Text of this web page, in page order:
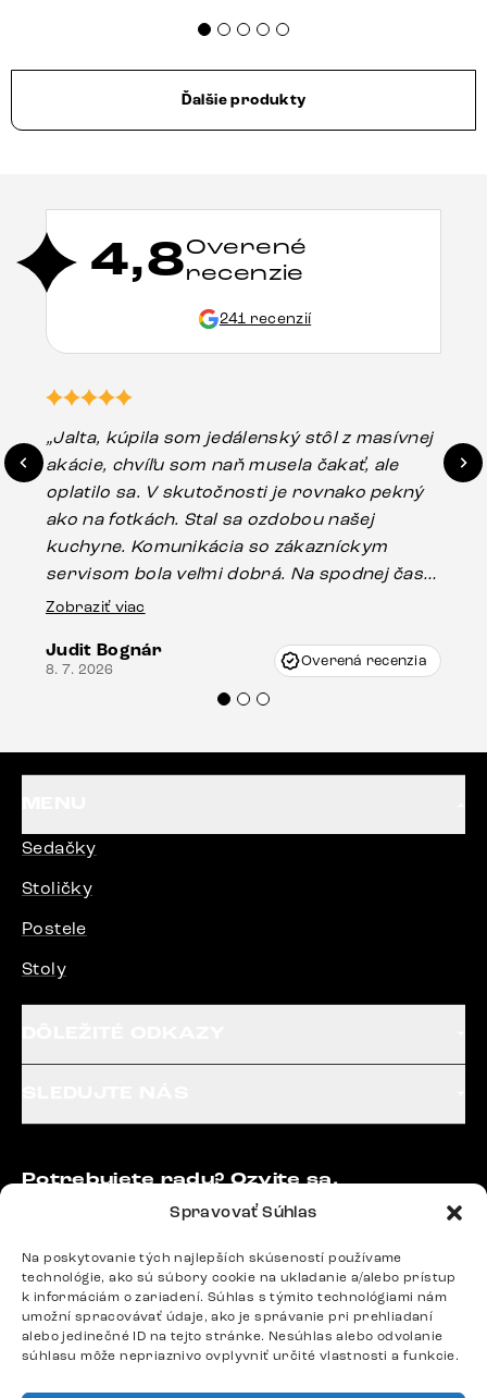
Spravovať Súhlas
Na poskytovanie tých najlepších skúseností používame
technológie, ako sú súbory cookie na ukladanie a/alebo prístup
k informáciám o zariadení. Súhlas s týmito technológiami nám
umožní spracovávať údaje, ako je správanie pri prehliadaní
alebo jedinečné ID na tejto stránke. Nesúhlas alebo odvolanie
súhlasu môže nepriaznivo ovplyvniť určité vlastnosti a funkcie.
Ďalšie produkty
4,8Overené
recenzie
241 recenzií
„Jalta, kúpila som jedálenský stôl z masívnej
akácie, chvíľu som naň musela čakať, ale
oplatilo sa. V skutočnosti je rovnako pekný
ako na fotkách. Stal sa ozdobou našej
kuchyne. Komunikácia so zákazníckym
servisom bola veľmi dobrá. Na spodnej časti
stola bolo malé poškodenie, pravdepodobne
Vincze pri riešení mojej záležitosti pristúpili
veľmi korektne. Odporúčam produkty Delife
Zobraziť viac
Judit Bognár
8. 7. 2026 Overená recenzia
Sedačky
Stoličky
Postele
Stoly
Potrebujete radu? Ozvite sa.
podpora@delife-shop.sk
Odpovedáme do 24 hodín.
Google recenzie
4,8